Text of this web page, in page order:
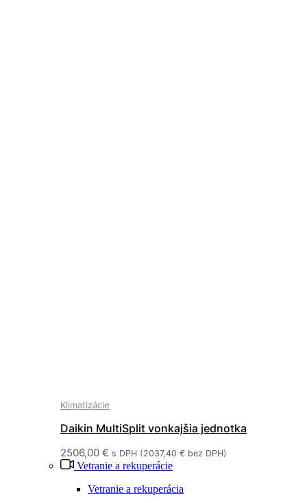
Klimatizácie
Daikin MultiSplit vonkajšia jednotka
3MXM68N
2506,00 € s DPH (2037,40 € bez DPH)
Vetranie a rekuperácie
Vetranie a rekuperácia